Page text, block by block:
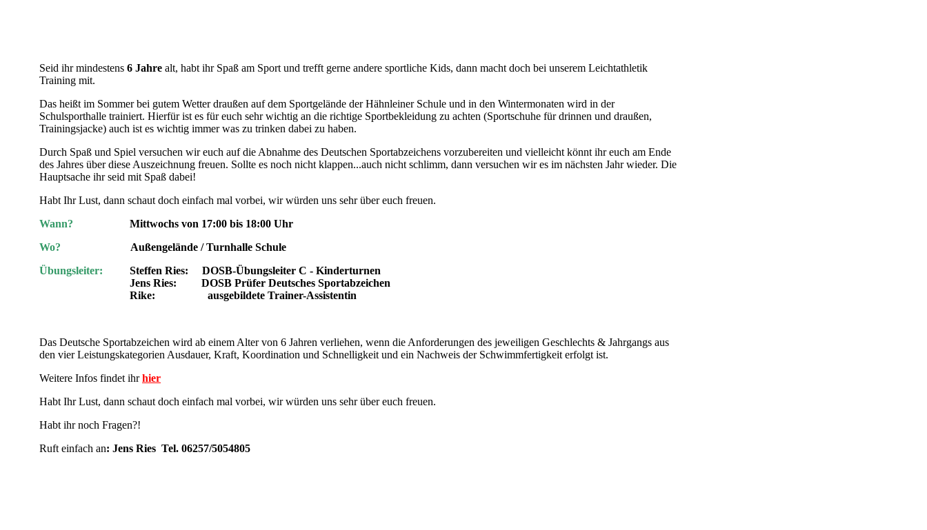
Seid ihr mindestens 6 Jahre alt, habt ihr Spaß am Sport und trefft gerne andere sportliche Kids, dann macht doch bei unserem Leichtathletik
Training mit.
Das heißt im Sommer bei gutem Wetter draußen auf dem Sportgelände der Hähnleiner Schule und in den Wintermonaten wird in der
Schulsporthalle trainiert. Hierfür ist es für euch sehr wichtig an die richtige Sportbekleidung zu achten (Sportschuhe für drinnen und draußen,
Trainingsjacke) auch ist es wichtig immer was zu trinken dabei zu haben.
Durch Spaß und Spiel versuchen wir euch auf die Abnahme des Deutschen Sportabzeichens vorzubereiten und vielleicht könnt ihr euch am Ende
des Jahres über diese Auszeichnung freuen. Sollte es noch nicht klappen...auch nicht schlimm, dann versuchen wir es im nächsten Jahr wieder. Die
Hauptsache ihr seid mit Spaß dabei!
Habt Ihr Lust, dann schaut doch einfach mal vorbei, wir würden uns sehr über euch freuen.
Wann?
Mittwochs von 17:00 bis 18:00 Uhr
Wo?
Außengelände / Turnhalle Schule
Übungsleiter:
Steffen Ries: DOSB-Übungsleiter C - Kinderturnen
Jens Ries: DOSB Prüfer Deutsches Sportabzeichen
Rike: ausgebildete Trainer-Assistentin
Das Deutsche Sportabzeichen wird ab einem Alter von 6 Jahren verliehen, wenn die Anforderungen des jeweiligen Geschlechts & Jahrgangs aus
den vier Leistungskategorien Ausdauer, Kraft, Koordination und Schnelligkeit und ein Nachweis der Schwimmfertigkeit erfolgt ist.
Weitere Infos findet ihrhier
Habt Ihr Lust, dann schaut doch einfach mal vorbei, wir würden uns sehr über euch freuen.
Habt ihr noch Fragen?!
Ruft einfach an: Jens Ries Tel. 06257/5054805